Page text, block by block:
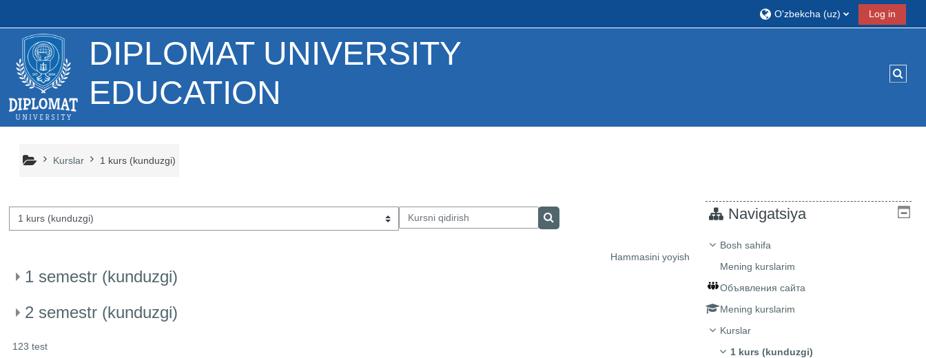
O'zbekcha ‎(uz)‎
Log in
DIPLOMAT UNIVERSITY
EDUCATION
Kurslar 1 kurs (kunduzgi)
toifalari
Kursni qidirish
Kursni qidirish
Hammasini yoyish
1 semestr (kunduzgi)
2 semestr (kunduzgi)
123 test
Navigatsiya
Bosh sahifa
Mening kurslarim
Объявления сайта
Mening kurslarim
Kurslar
1 kurs (kunduzgi)